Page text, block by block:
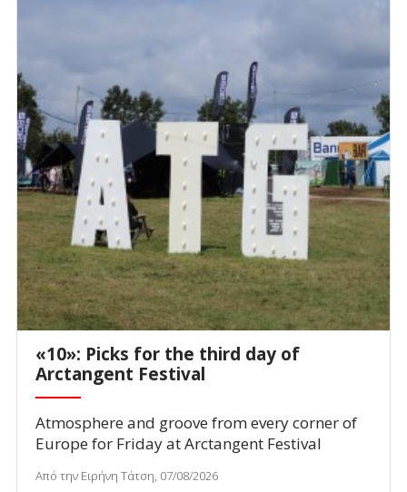
«10»: Picks for the third day of
Arctangent Festival
Atmosphere and groove from every corner of
Europe for Friday at Arctangent Festival
Από την Ειρήνη Τάτση, 07/08/2026